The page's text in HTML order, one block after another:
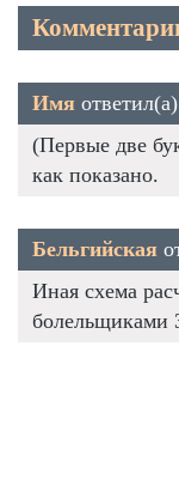
Имя ответил(а)
(Первые две
как показано.
Бельгийская
Иная схема
болельщиками